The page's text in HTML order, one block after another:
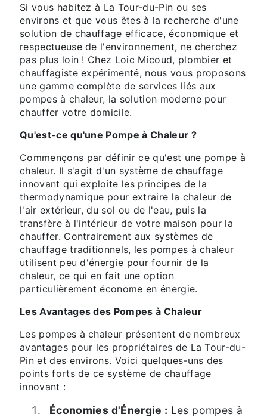
Si vous habitez à La Tour-du-Pin ou ses
environs et que vous êtes à la recherche d'une
solution de chauffage efficace, économique et
respectueuse de l'environnement, ne cherchez
pas plus loin ! Chez Loic Micoud, plombier et
chauffagiste expérimenté, nous vous proposons
une gamme complète de services liés aux
pompes à chaleur, la solution moderne pour
chauffer votre domicile.
Qu'est-ce qu'une Pompe à Chaleur ?
Commençons par définir ce qu'est une pompe à
chaleur. Il s'agit d'un système de chauffage
innovant qui exploite les principes de la
thermodynamique pour extraire la chaleur de
l'air extérieur, du sol ou de l'eau, puis la
transfère à l'intérieur de votre maison pour la
chauffer. Contrairement aux systèmes de
chauffage traditionnels, les pompes à chaleur
utilisent peu d'énergie pour fournir de la
chaleur, ce qui en fait une option
particulièrement économe en énergie.
Les Avantages des Pompes à Chaleur
Les pompes à chaleur présentent de nombreux
avantages pour les propriétaires de La Tour-du-
Pin et des environs. Voici quelques-uns des
points forts de ce système de chauffage
innovant :
Économies d'Énergie : Les pompes à